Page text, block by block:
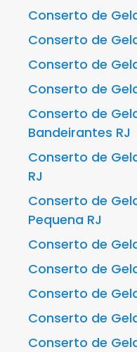
Conserto de
Conserto de
Conserto de
Conserto de
Conserto de
Bandeirantes RJ
Conserto de
RJ
Conserto de
Pequena RJ
Conserto de
Conserto de
Conserto de
Conserto de
Conserto de